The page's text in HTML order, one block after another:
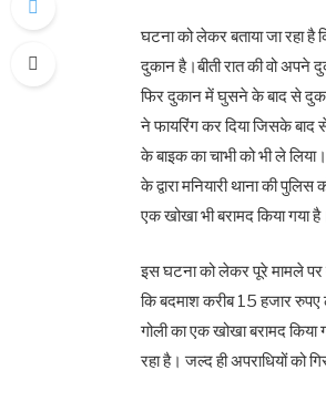
घटना को लेकर बताया जा रहा है
दुकान है।बीती रात की वो
फिर दुकान में घुसने के बाद से
ने फायरिंग कर दिया जिसके
के बाइक का चाभी को भी ले
के द्वारा मनियारी थाना की
एक खोखा भी बरामद किया गया
इस घटना को लेकर पूरे मामले पर
कि बदमाश करीब 15 हजार
गोली का एक खोखा बरामद
रहा है। जल्द ही अपराधियों को